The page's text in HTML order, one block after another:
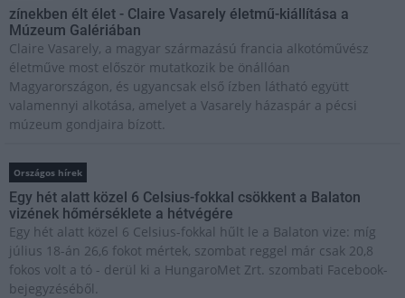
zínekben élt élet - Claire Vasarely életmű-kiállítása a
Múzeum Galériában
Claire Vasarely, a magyar származású francia alkotóművész
életműve most először mutatkozik be önállóan
Magyarországon, és ugyancsak első ízben látható együtt
valamennyi alkotása, amelyet a Vasarely házaspár a pécsi
múzeum gondjaira bízott.
Országos hírek
Egy hét alatt közel 6 Celsius-fokkal csökkent a Balaton
vizének hőmérséklete a hétvégére
Egy hét alatt közel 6 Celsius-fokkal hűlt le a Balaton vize: míg
július 18-án 26,6 fokot mértek, szombat reggel már csak 20,8
fokos volt a tó - derül ki a HungaroMet Zrt. szombati Facebook-
bejegyzéséből.